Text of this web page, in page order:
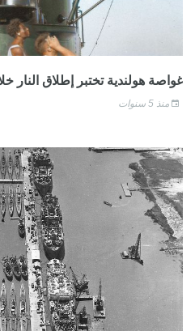
غواصة هولندية تختبر إطلاق النار
منذ 5 سنوات